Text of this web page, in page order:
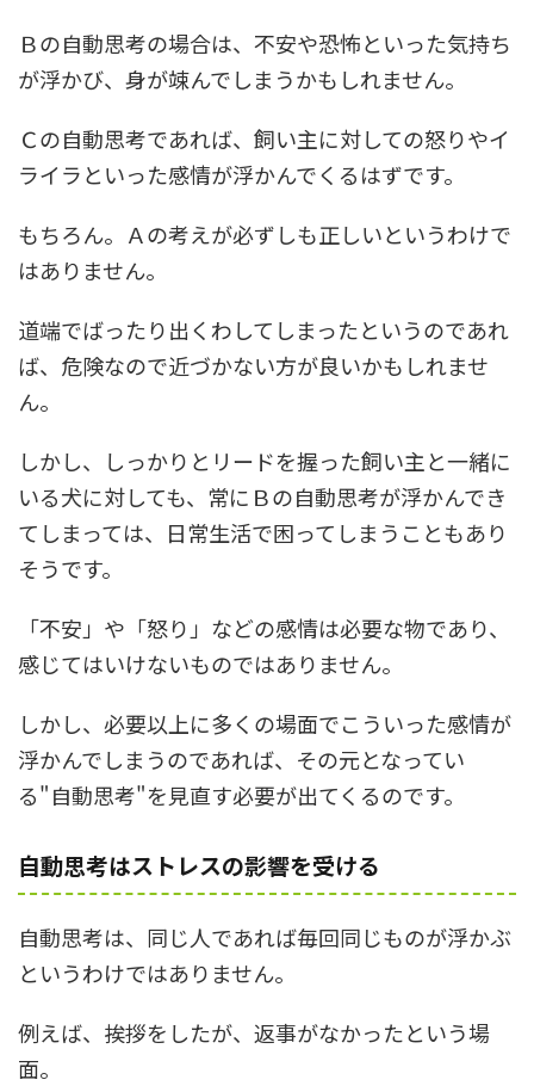
Ｂの自動思考の場合は、不安や恐怖といった気持ち
が浮かび、身が竦んでしまうかもしれません。
Ｃの自動思考であれば、飼い主に対しての怒りやイ
ライラといった感情が浮かんでくるはずです。
もちろん。Ａの考えが必ずしも正しいというわけで
はありません。
道端でばったり出くわしてしまったというのであれ
ば、危険なので近づかない方が良いかもしれませ
ん。
しかし、しっかりとリードを握った飼い主と一緒に
いる犬に対しても、常にＢの自動思考が浮かんでき
てしまっては、日常生活で困ってしまうこともあり
そうです。
「不安」や「怒り」などの感情は必要な物であり、
感じてはいけないものではありません。
しかし、必要以上に多くの場面でこういった感情が
浮かんでしまうのであれば、その元となってい
る"自動思考"を見直す必要が出てくるのです。
自動思考はストレスの影響を受ける
自動思考は、同じ人であれば毎回同じものが浮かぶ
というわけではありません。
例えば、挨拶をしたが、返事がなかったという場
面。